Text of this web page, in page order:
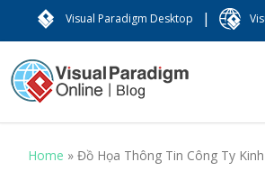
Visual Paradigm Desktop |
Home »Đồ Họa Thông Tin Công Ty